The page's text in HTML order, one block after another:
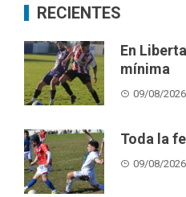
RECIENTES
En
mínima
09/08/2026
Toda la
09/08/2026